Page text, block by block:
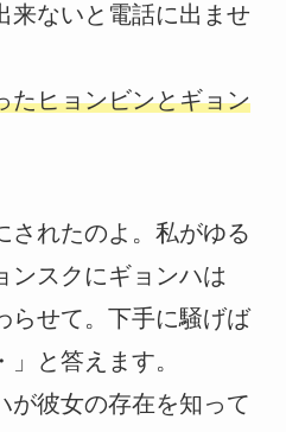
来ないと電話に出ませ
たヒョンビンとギョン
されたのよ。私がゆる
ンスクにギョンハは
らせて。下手に騒げば
と答えます。
が彼女の存在を知って